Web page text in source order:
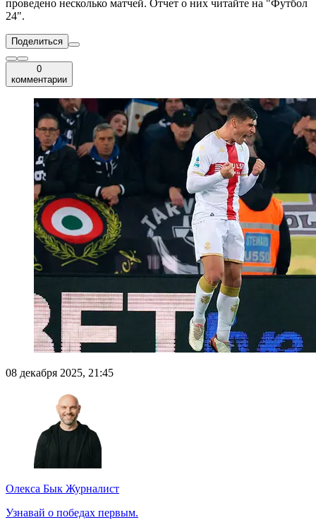
проведено несколько матчей. Отчет о них читайте на "Футбол
24".
Поделиться
0
комментарии
08 декабря 2025, 21:45
Олекса Бык Журналист
Узнавай о победах первым.